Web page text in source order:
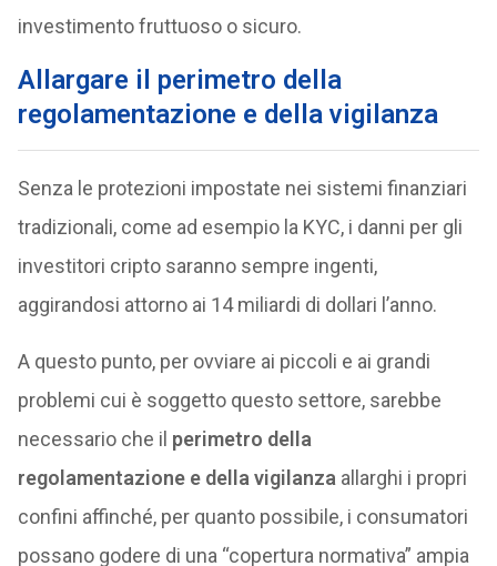
investimento fruttuoso o sicuro.
Allargare il perimetro della
regolamentazione e della vigilanza
Senza le protezioni impostate nei sistemi finanziari
tradizionali, come ad esempio la KYC, i danni per gli
investitori cripto saranno sempre ingenti,
aggirandosi attorno ai 14 miliardi di dollari l’anno.
A questo punto, per ovviare ai piccoli e ai grandi
problemi cui è soggetto questo settore, sarebbe
necessario che il perimetro della
regolamentazione e della vigilanza allarghi i propri
confini affinché, per quanto possibile, i consumatori
possano godere di una “copertura normativa” ampia